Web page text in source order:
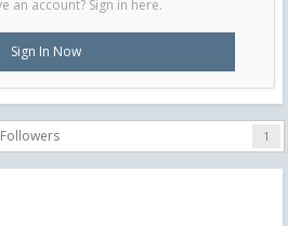
an account? Sign in here.
Sign In Now
Followers 1